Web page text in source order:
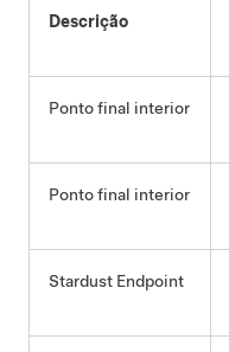
Descrição
Ponto final interior
Ponto final interior
Stardust Endpoint